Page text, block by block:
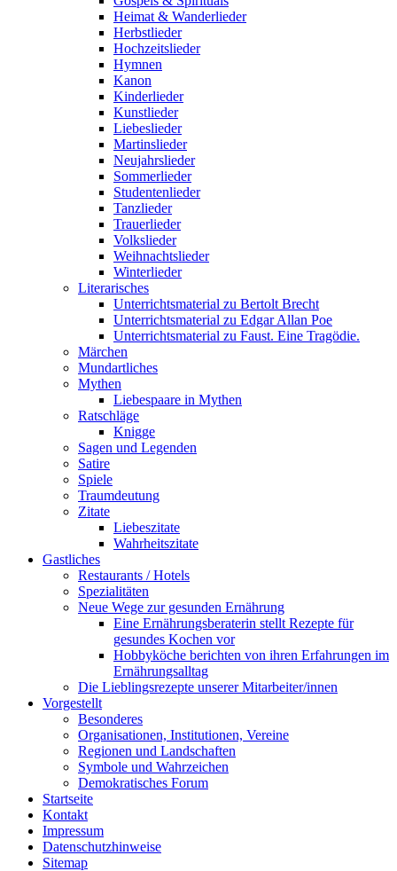
Heimat & Wanderlieder
Herbstlieder
Hochzeitslieder
Hymnen
Kanon
Kinderlieder
Kunstlieder
Liebeslieder
Martinslieder
Neujahrslieder
Sommerlieder
Studentenlieder
Tanzlieder
Trauerlieder
Volkslieder
Weihnachtslieder
Winterlieder
Literarisches
Unterrichtsmaterial zu Bertolt Brecht
Unterrichtsmaterial zu Edgar Allan Poe
Unterrichtsmaterial zu Faust. Eine Tragödie.
Märchen
Mundartliches
Mythen
Liebespaare in Mythen
Ratschläge
Knigge
Sagen und Legenden
Satire
Spiele
Traumdeutung
Zitate
Liebeszitate
Wahrheitszitate
Gastliches
Restaurants / Hotels
Spezialitäten
Neue Wege zur gesunden Ernährung
Eine Ernährungsberaterin stellt Rezepte für
gesundes Kochen vor
Hobbyköche berichten von ihren Erfahrungen im
Ernährungsalltag
Die Lieblingsrezepte unserer Mitarbeiter/innen
Vorgestellt
Besonderes
Organisationen, Institutionen, Vereine
Regionen und Landschaften
Symbole und Wahrzeichen
Demokratisches Forum
Startseite
Kontakt
Impressum
Datenschutzhinweise
Sitemap